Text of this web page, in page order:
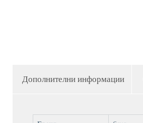
Дополнителни информации